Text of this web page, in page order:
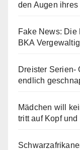
den Augen
Fake News: Die
BKA
Dreister Serien-
endlich
Mädchen will
tritt auf Kopf